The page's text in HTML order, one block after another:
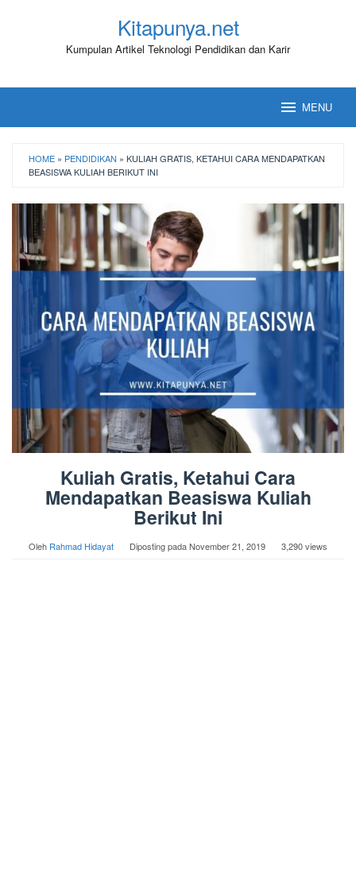
Kitapunya.net
Kumpulan Artikel Teknologi Pendidikan dan Karir
MENU
HOME » PENDIDIKAN » KULIAH GRATIS, KETAHUI CARA MENDAPATKAN
BEASISWA KULIAH BERIKUT INI
Kuliah Gratis, Ketahui Cara
Mendapatkan Beasiswa Kuliah
Berikut Ini
Oleh Rahmad Hidayat Diposting padaNovember 21, 2019 3,290 views